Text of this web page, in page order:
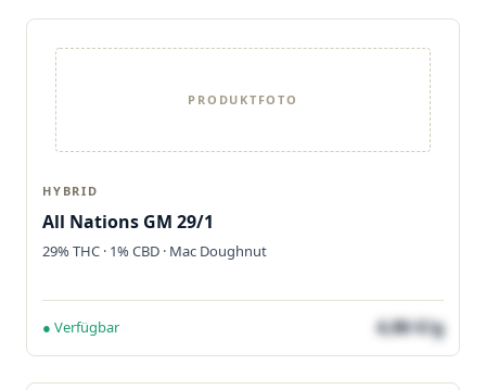
PRODUKTFOTO
HYBRID
All Nations GM 29/1
29% THC · 1% CBD · Mac Doughnut
● Verfügbar 4,86 €/g